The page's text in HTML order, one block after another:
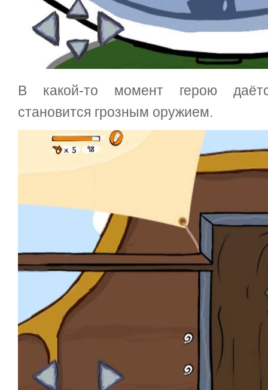
В какой-то момент герою
становится грозным оружием.